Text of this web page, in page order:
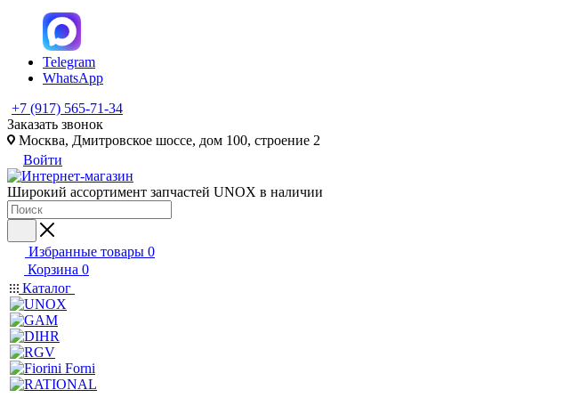
Telegram
WhatsApp
+7 (917) 565-71-34
Заказать звонок
Москва, Дмитровское шоссе, дом 100, строение 2
Войти
Широкий ассортимент запчастей UNOX в наличии
Избранные товары 0
Корзина 0
Каталог